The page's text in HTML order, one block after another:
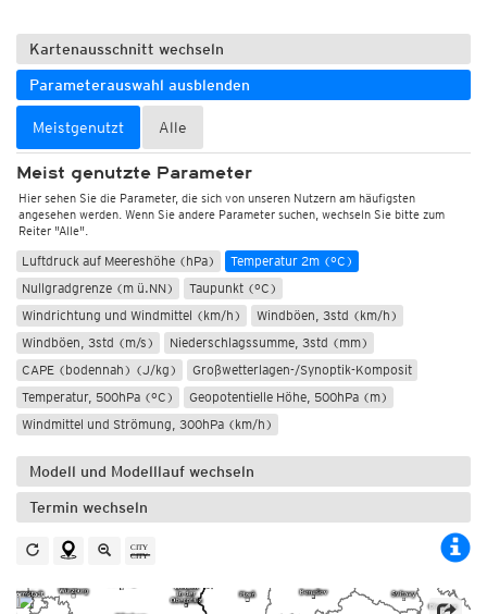
Kartenausschnitt wechseln
Parameterauswahl ausblenden
Meistgenutzt Alle
Meist genutzte Parameter
Hier sehen Sie die Parameter, die sich von unseren Nutzern am häufigsten
angesehen werden. Wenn Sie andere Parameter suchen, wechseln Sie bitte zum
Reiter "Alle".
Luftdruck auf Meereshöhe (hPa)
Temperatur 2m (°C)
Nullgradgrenze (m ü.NN)
Taupunkt (°C)
Windrichtung und Windmittel (km/h)
Windböen, 3std (km/h)
Windböen, 3std (m/s)
Niederschlagssumme, 3std (mm)
CAPE (bodennah) (J/kg)
Großwetterlagen-/Synoptik-Komposit
Temperatur, 500hPa (°C)
Geopotentielle Höhe, 500hPa (m)
Windmittel und Strömung, 300hPa (km/h)
Modell und Modelllauf wechseln
Termin wechseln